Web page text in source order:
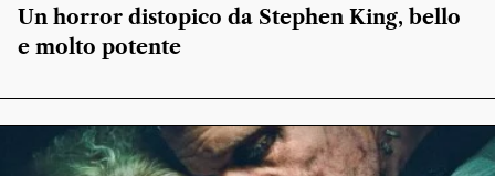
Un horror distopico da Stephen King, bello
e molto potente